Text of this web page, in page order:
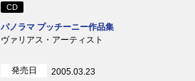
CD
パノラマ プッチーニー作品集
ヴァリアス・アーティスト
発売日
2005.03.23